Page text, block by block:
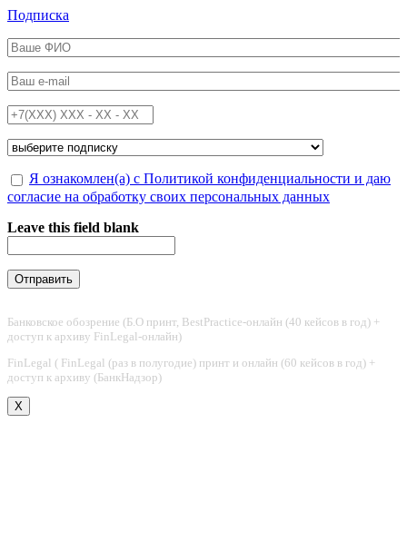
Перейти к основному содержанию
Подписка
ФИО*
Email*
Телефон*
Подписка на*
Обработка персональных данных*
Я ознакомлен(а) с Политикой конфиденциальности и даю
согласие на обработку своих персональных данных
Leave this field blank
Банковское обозрение (Б.О принт, BestPractice-онлайн (40 кейсов в год) +
доступ к архиву FinLegal-онлайн)
FinLegal ( FinLegal (раз в полугодие) принт и онлайн (60 кейсов в год) +
доступ к архиву (БанкНадзор)
X